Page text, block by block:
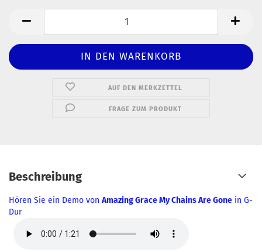
AUF DEN MERKZETTEL
FRAGE ZUM PRODUKT
Beschreibung
Hören Sie ein Demo von Amazing Grace My Chains Are Gone in G-
Dur